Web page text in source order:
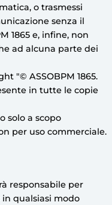
o trasmessi
senza il
1865 e, infine, non
ad alcuna parte dei
"© ASSOBPM 1865.
in tutte le copie
solo a scopo
per uso commerciale.
responsabile per
qualsiasi modo